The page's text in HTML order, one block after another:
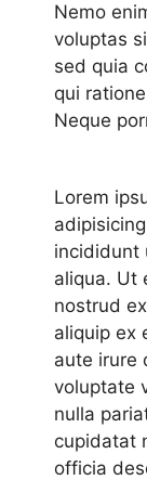
Nemo
voluptas
sed quia
qui
Neque
Lorem
incididunt
aliqua. Ut
nostrud
aliquip ex
aute irure
voluptate
nulla
cupidatat
officia